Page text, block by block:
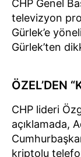
CHP Genel
televizyon
Gürlek’e
Gürlek’ten
ÖZEL’DEN
CHP lideri
açıklamada,
kriptolu